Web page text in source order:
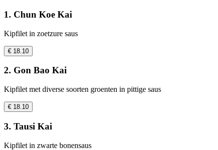
1. Chun Koe Kai
Kipfilet in zoetzure saus
€ 18.10
2. Gon Bao Kai
Kipfilet met diverse soorten groenten in pittige saus
€ 18.10
3. Tausi Kai
Kipfilet in zwarte bonensaus